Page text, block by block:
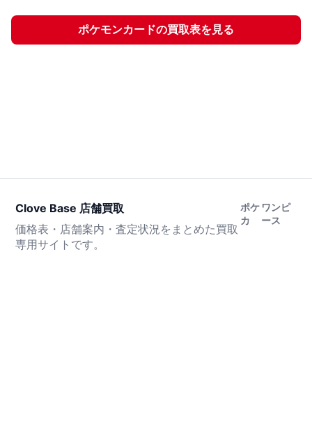
ポケモンカードの買取表を見る
Clove Base 店舗買取
価格表・店舗案内・査定状況をまとめた買取
専用サイトです。
ポケ
カ
ワンピ
ース